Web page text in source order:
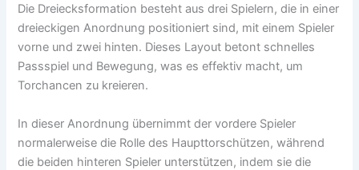
Die Dreiecksformation besteht aus drei Spielern, die in einer
dreieckigen Anordnung positioniert sind, mit einem Spieler
vorne und zwei hinten. Dieses Layout betont schnelles
Passspiel und Bewegung, was es effektiv macht, um
Torchancen zu kreieren.
In dieser Anordnung übernimmt der vordere Spieler
normalerweise die Rolle des Haupttorschützen, während
die beiden hinteren Spieler unterstützen, indem sie die